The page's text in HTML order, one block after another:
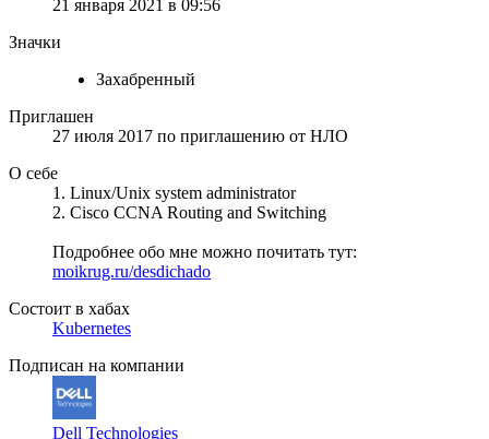
21 января 2021 в 09:56
Значки
Захабренный
Приглашен
27 июля 2017 по приглашению от НЛО
О себе
1. Linux/Unix system administrator
2. Cisco CCNA Routing and Switching
Подробнее обо мне можно почитать тут:
moikrug.ru/desdichado
Состоит в хабах
Kubernetes
Подписан на компании
Dell Technologies